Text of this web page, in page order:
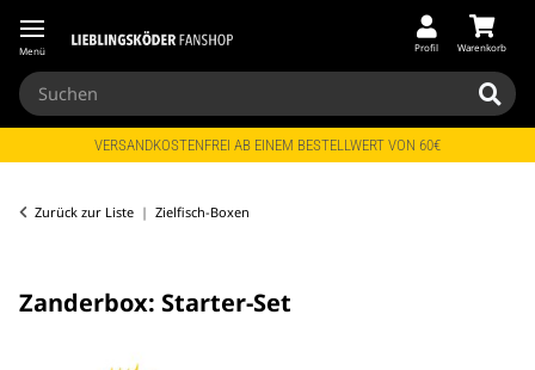
Menü Profil Warenkorb
VERSANDKOSTENFREI AB EINEM BESTELLWERT VON 60€
Zurück zur Liste Zielfisch-Boxen
Zanderbox: Starter-Set